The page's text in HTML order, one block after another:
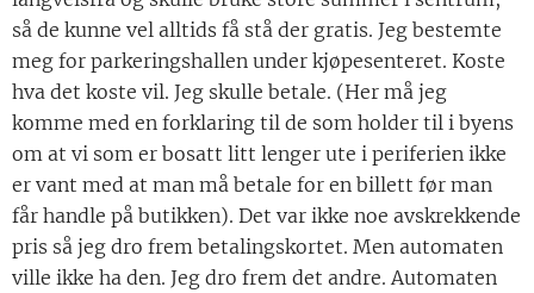
så de kunne vel alltids få stå der gratis. Jeg bestemte
meg for parkeringshallen under kjøpesenteret. Koste
hva det koste vil. Jeg skulle betale. (Her må jeg
komme med en forklaring til de som holder til i byens
om at vi som er bosatt litt lenger ute i periferien ikke
er vant med at man må betale for en billett før man
får handle på butikken). Det var ikke noe avskrekkende
pris så jeg dro frem betalingskortet. Men automaten
ville ikke ha den. Jeg dro frem det andre. Automaten